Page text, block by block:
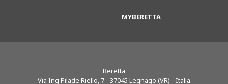
MYBERETTA
Beretta
Via Ing Pilade Riello, 7 - 37045 Legnago (VR) - Italia